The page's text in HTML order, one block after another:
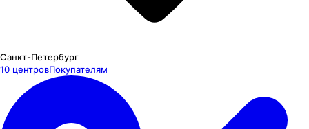
Санкт-Петербург
10 центровПокупателям